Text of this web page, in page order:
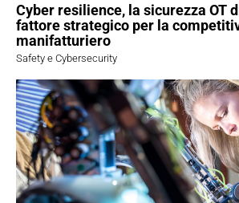
Cyber resilience, la sicurezza OT
fattore strategico per la
manifatturiero
Safety e Cybersecurity